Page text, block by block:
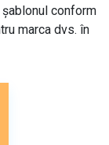
conform
marca dvs. în